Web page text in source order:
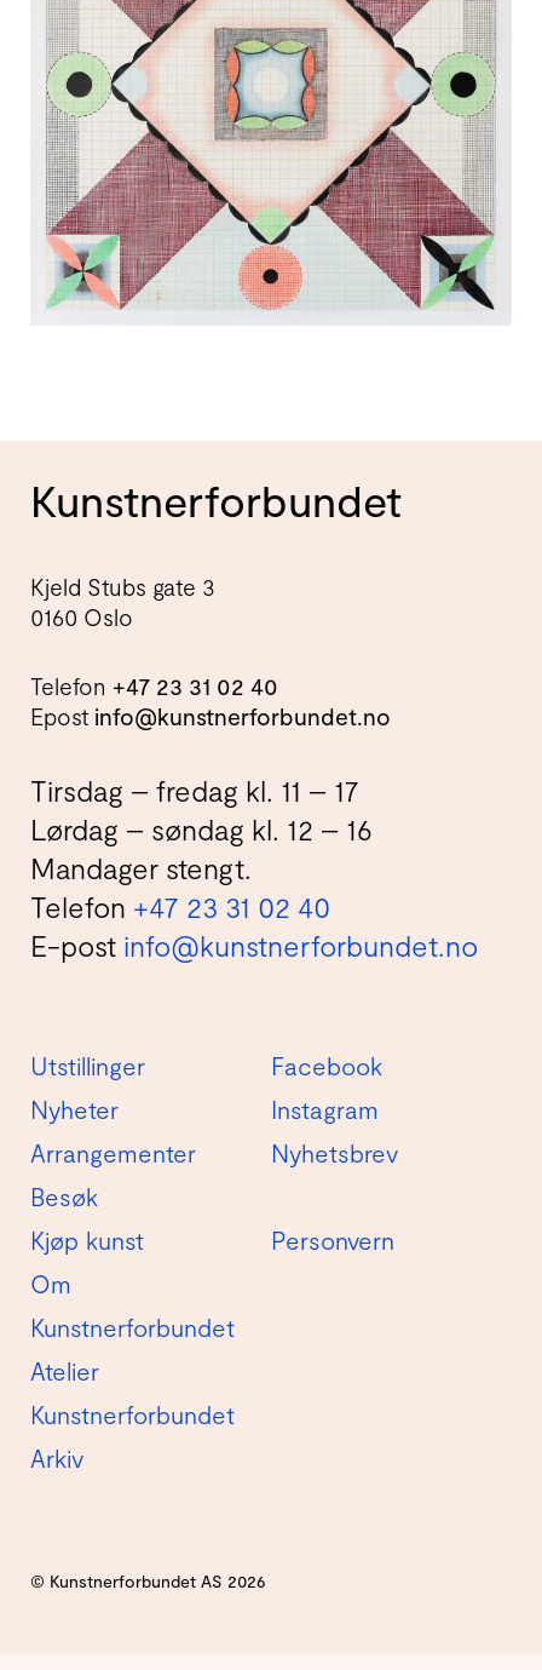
Kunstnerforbundet
Kjeld Stubs gate 3
0160 Oslo
Telefon +47 23 31 02 40
Epost info@kunstnerforbundet.no
Tirsdag – fredag kl. 11 – 17
Lørdag – søndag kl. 12 – 16
Mandager stengt.
Telefon +47 23 31 02 40
E-post info@kunstnerforbundet.no
Utstillinger
Nyheter
Arrangementer
Besøk
Kjøp kunst
Om
Kunstnerforbundet
Atelier
Kunstnerforbundet
Arkiv
Facebook
Instagram
Nyhetsbrev
Personvern
© Kunstnerforbundet AS 2026